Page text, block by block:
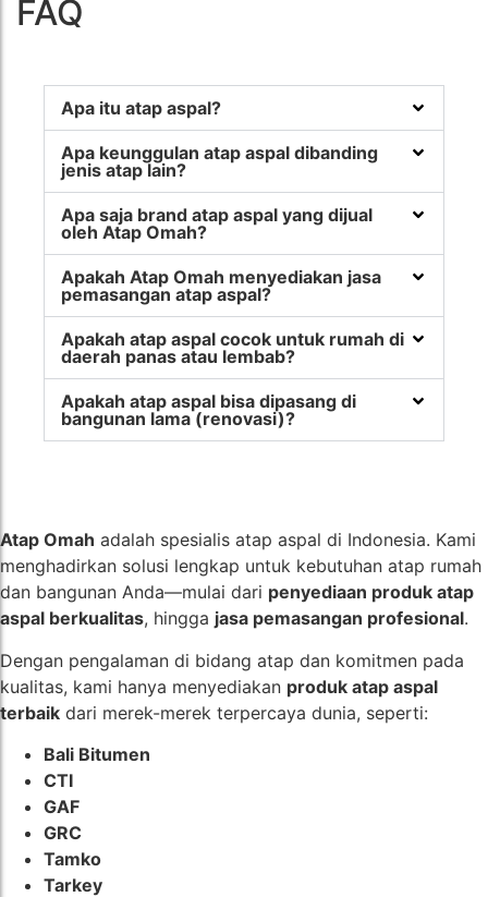
FAQ
Apa itu atap aspal?
Apa keunggulan atap aspal dibanding
jenis atap lain?
Apa saja brand atap aspal yang dijual
oleh Atap Omah?
Apakah Atap Omah menyediakan jasa
pemasangan atap aspal?
Apakah atap aspal cocok untuk rumah di
daerah panas atau lembab?
Apakah atap aspal bisa dipasang di
bangunan lama (renovasi)?
Atap Omah adalah spesialis atap aspal di Indonesia. Kami
menghadirkan solusi lengkap untuk kebutuhan atap rumah
dan bangunan Anda—mulai dari penyediaan produk atap
aspal berkualitas, hingga jasa pemasangan profesional.
Dengan pengalaman di bidang atap dan komitmen pada
kualitas, kami hanya menyediakan produk atap aspal
terbaik dari merek-merek terpercaya dunia, seperti:
Bali Bitumen
CTI
GAF
GRC
Tamko
Tarkey